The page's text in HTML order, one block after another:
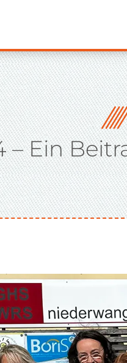
Ein